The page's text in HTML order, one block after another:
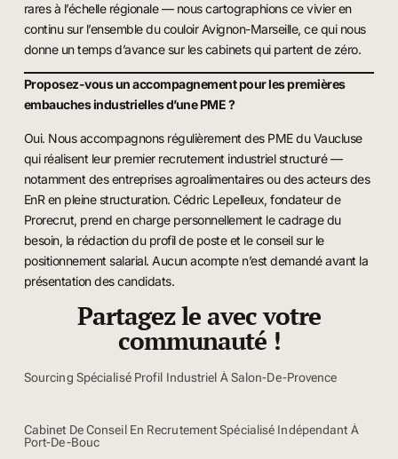
rares à l’échelle régionale — nous cartographions ce vivier en
continu sur l’ensemble du couloir Avignon-Marseille, ce qui nous
donne un temps d’avance sur les cabinets qui partent de zéro.
Proposez-vous un accompagnement pour les premières
embauches industrielles d’une PME ?
Oui. Nous accompagnons régulièrement des PME du Vaucluse
qui réalisent leur premier recrutement industriel structuré —
notamment des entreprises agroalimentaires ou des acteurs des
EnR en pleine structuration. Cédric Lepelleux, fondateur de
Prorecrut, prend en charge personnellement le cadrage du
besoin, la rédaction du profil de poste et le conseil sur le
positionnement salarial. Aucun acompte n’est demandé avant la
présentation des candidats.
Partagez le avec votre
communauté !
Sourcing Spécialisé Profil Industriel À Salon-De-Provence
Cabinet De Conseil En Recrutement Spécialisé Indépendant À
Port-De-Bouc